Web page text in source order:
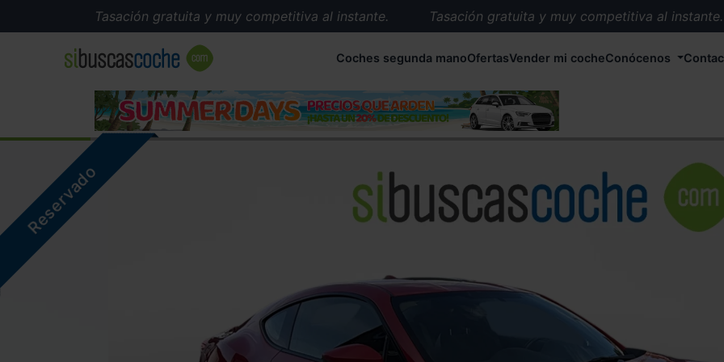
Tasación gratuita y muy competitiva al instante.
Tasación gratuita y muy competitiva al instante.
Más de 5.000 conductores satisfechos.
Buscamos el coche que tu quieras.
Recogemos tu coche en cualquier parte de España.
Compramos tu coche. Pago inmediato.
Coches segunda manoOfertasVender mi cocheConócenos